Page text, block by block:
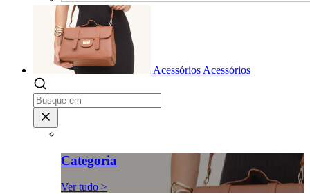
Acessórios Acessórios
Categoria
Ver tudo >